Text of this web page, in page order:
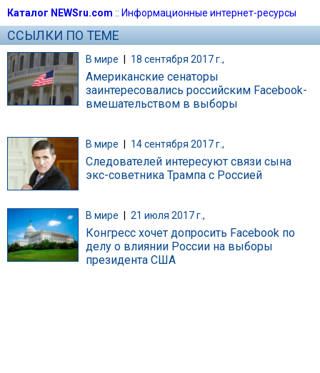
Каталог NEWSru.com :: Информационные интернет-ресурсы
ССЫЛКИ ПО ТЕМЕ
В мире | 18 сентября 2017 г.,
Американские сенаторы
заинтересовались российским Facebook-
вмешательством в выборы
В мире 14 сентября 2017 г.,
Следователей интересуют связи сына
экс-советника Трампа с Россией
В мире 21 июля 2017 г.,
Конгресс хочет допросить Facebook по
делу о влиянии России на выборы
президента США